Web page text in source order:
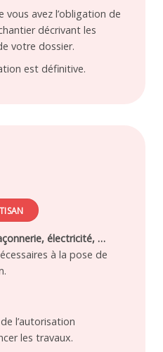
vous avez l’obligation de
décrivant les
votre dossier.
est définitive.
électricité, …
à la pose de
l’autorisation
les travaux.